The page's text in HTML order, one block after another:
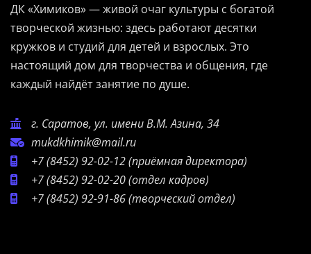
ДК «Химиков» — живой очаг культуры с богатой
творческой жизнью: здесь работают десятки
кружков и студий для детей и взрослых. Это
настоящий дом для творчества и общения, где
каждый найдёт занятие по душе.
г. Саратов, ул. имени В.М. Азина, 34
mukdkhimik@mail.ru
+7 (8452) 92-02-12(приёмная директора)
+7 (8452) 92-02-20(отдел кадров)
+7 (8452) 92-91-86(творческий отдел)